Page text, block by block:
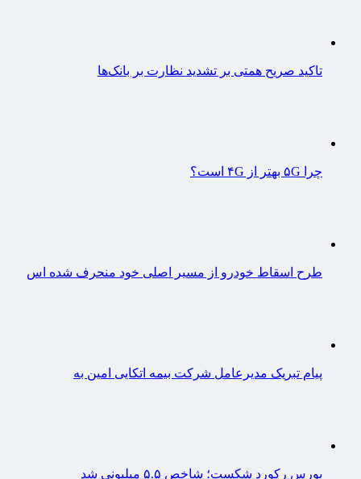
تاکید صریح همتی بر تشدید نظارت بر بانک‌ها
چرا ۵G بهتر از ۴G است؟
طرح اسقاط خودرو از مسیر اصلی خود منحرف شده اس
پیام تبریک مدیرعامل شرکت بیمه اتکایی امین به
بورس رکورد شکست؛ شاخص ۵.۵ میلیونی شد